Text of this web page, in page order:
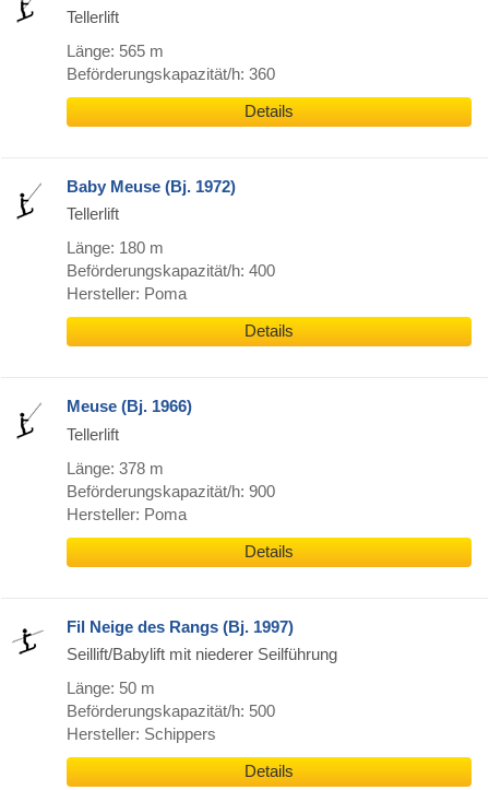
Tellerlift
Länge: 565 m
Beförderungskapazität/h: 360
Details
Baby Meuse (Bj. 1972)
Tellerlift
Länge: 180 m
Beförderungskapazität/h: 400
Hersteller: Poma
Details
Meuse (Bj. 1966)
Tellerlift
Länge: 378 m
Beförderungskapazität/h: 900
Hersteller: Poma
Details
Fil Neige des Rangs (Bj. 1997)
Seillift/Babylift mit niederer Seilführung
Länge: 50 m
Beförderungskapazität/h: 500
Hersteller: Schippers
Details